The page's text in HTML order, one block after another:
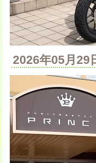
2026年05月